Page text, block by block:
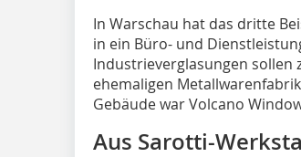
In Warschau hat das dritte
in ein Büro- und
Industrieverglasungen sollen
ehemaligen
Gebäude war Volcano
Aus Sarotti-